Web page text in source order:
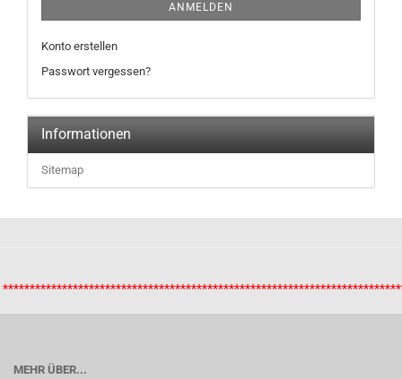
ANMELDEN
Konto erstellen
Passwort vergessen?
Informationen
Sitemap
MEHR ÜBER...